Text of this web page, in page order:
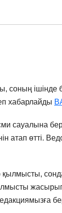
соның
хабарлайды
сауалына
өтті.